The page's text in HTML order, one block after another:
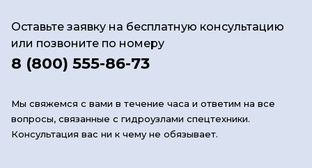
Оставьте заявку на бесплатную консультацию
или позвоните по номеру
8 (800) 555-86-73
Мы свяжемся с вами в течение часа и ответим на все
вопросы, связанные с гидроузлами спецтехники.
Консультация вас ни к чему не обязывает.